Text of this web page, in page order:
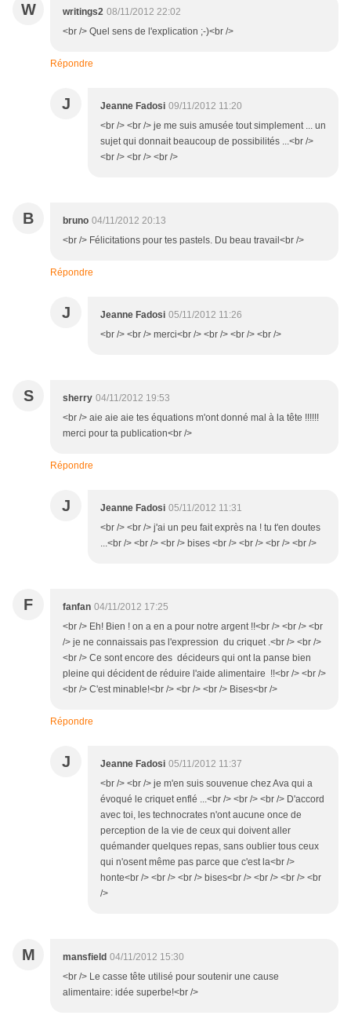
W writings2 08/11/2012 22:02
<br /> Quel sens de l'explication ;-)<br />
Répondre
J Jeanne Fadosi 09/11/2012 11:20
<br /> <br /> je me suis amusée tout simplement ... un
sujet qui donnait beaucoup de possibilités ...<br />
<br /> <br /> <br />
B bruno 04/11/2012 20:13
<br /> Félicitations pour tes pastels. Du beau travail<br />
Répondre
J Jeanne Fadosi 05/11/2012 11:26
<br /> <br /> merci<br /> <br /> <br /> <br />
S sherry 04/11/2012 19:53
<br /> aie aie aie tes équations m'ont donné mal à la tête !!!!!!
merci pour ta publication<br />
Répondre
J Jeanne Fadosi 05/11/2012 11:31
<br /> <br /> j'ai un peu fait exprès na ! tu t'en doutes
...<br /> <br /> <br /> bises <br /> <br /> <br /> <br />
F fanfan 04/11/2012 17:25
<br /> Eh! Bien ! on a en a pour notre argent !!<br /> <br /> <br
/> je ne connaissais pas l'expression du criquet .<br /> <br />
<br /> Ce sont encore des décideurs qui ont la panse bien
pleine qui décident de réduire l'aide alimentaire !!<br /> <br />
<br /> C'est minable!<br /> <br /> <br /> Bises<br />
Répondre
J Jeanne Fadosi 05/11/2012 11:37
<br /> <br /> je m'en suis souvenue chez Ava qui a
évoqué le criquet enflé ...<br /> <br /> <br /> D'accord
avec toi, les technocrates n'ont aucune once de
perception de la vie de ceux qui doivent aller
quémander quelques repas, sans oublier tous ceux
qui n'osent même pas parce que c'est la<br />
honte<br /> <br /> <br /> bises<br /> <br /> <br /> <br
/>
M mansfield 04/11/2012 15:30
<br /> Le casse tête utilisé pour soutenir une cause
alimentaire: idée superbe!<br />